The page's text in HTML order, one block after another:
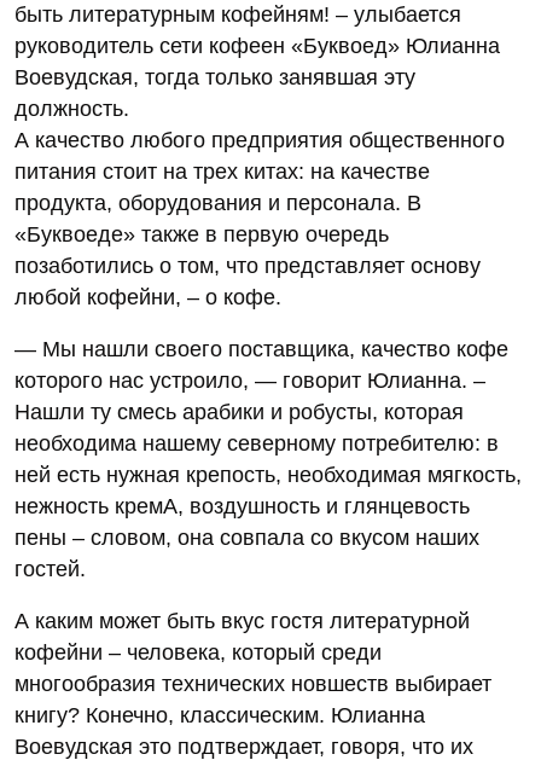
быть литературным кофейням! – улыбается
руководитель сети кофеен «Буквоед» Юлианна
Воевудская, тогда только занявшая эту
должность.
А качество любого предприятия общественного
питания стоит на трех китах: на качестве
продукта, оборудования и персонала. В
«Буквоеде» также в первую очередь
позаботились о том, что представляет основу
любой кофейни, – о кофе.
— Мы нашли своего поставщика, качество кофе
которого нас устроило, — говорит Юлианна. –
Нашли ту смесь арабики и робусты, которая
необходима нашему северному потребителю: в
ней есть нужная крепость, необходимая мягкость,
нежность кремА, воздушность и глянцевость
пены – словом, она совпала со вкусом наших
гостей.
А каким может быть вкус гостя литературной
кофейни – человека, который среди
многообразия технических новшеств выбирает
книгу? Конечно, классическим. Юлианна
Воевудская это подтверждает, говоря, что их